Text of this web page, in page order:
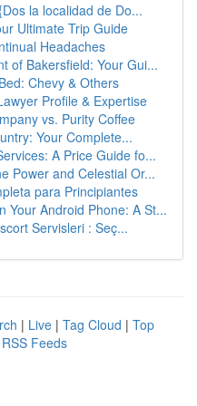
la localidad de Do...
Ultimate Trip Guide
Headaches
of Bakersfield: Your Gui...
Chevy & Others
Profile & Expertise
vs. Purity Coffee
Your Complete...
A Price Guide fo...
Power and Celestial Or...
para Principiantes
Your Android Phone: A St...
Servisleri : Seç...
| Live | Tag Cloud | Top
Feeds